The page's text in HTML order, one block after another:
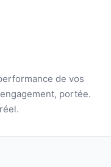
de vos
portée.